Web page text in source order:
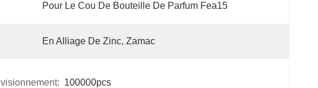
Pour Le Cou De Bouteille De Parfum Fea15
En Alliage De Zinc, Zamac
100000pcs